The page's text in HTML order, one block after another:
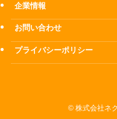
企業情報
お問い合わせ
プライバシーポリシー
© 株式会社ネ